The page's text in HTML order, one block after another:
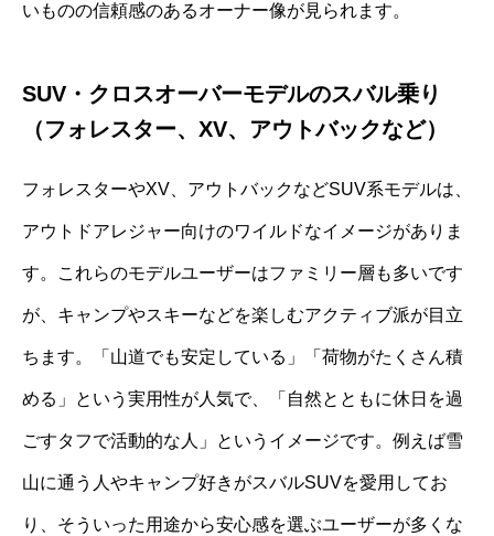
いものの信頼感のあるオーナー像が見られます。
SUV・クロスオーバーモデルのスバル乗り
（フォレスター、XV、アウトバックなど）
フォレスターやXV、アウトバックなどSUV系モデルは、
アウトドアレジャー向けのワイルドなイメージがありま
す。これらのモデルユーザーはファミリー層も多いです
が、キャンプやスキーなどを楽しむアクティブ派が目立
ちます。「山道でも安定している」「荷物がたくさん積
める」という実用性が人気で、「自然とともに休日を過
ごすタフで活動的な人」というイメージです。例えば雪
山に通う人やキャンプ好きがスバルSUVを愛用してお
り、そういった用途から安心感を選ぶユーザーが多くな